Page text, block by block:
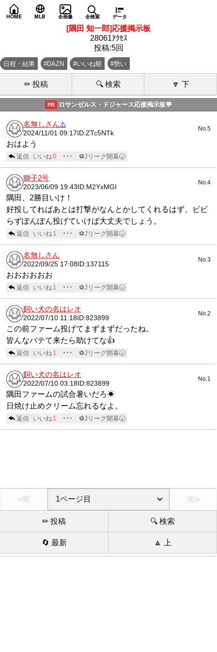
HOME MLB 全画像 全検索 データ
[隅田 知一郎]応援掲示板
28061ｱｸｾｽ
投稿:5回
日程・結果 #DAZN #いいね順 #勢い
✏ 投稿 🔍 検索 🔽 下
PR ロサンゼルス・ドジャース応援掲示板💬
名無しさん⚠️
2024/11/01 09:17 ID:ZTc5NTk
No.5
おはよう
返信 いいね 0 ･･･ ⚽Jリーグ開幕🕢
獅子2号
2023/06/09 19:43 ID:M2YxMGI
No.4
隅田、2勝目いけ！
好投してればあとは打撃がなんとかしてくれるはず、ビビ
らずぽんぽん投げていけば大丈夫でしょう。
返信 いいね 1 ･･･ ⚽Jリーグ開幕🕢
名無しさん
2022/09/25 17:08 ID:137115
No.3
おおおおおお
返信 いいね 1 ･･･ ⚽Jリーグ開幕🕢
飼い犬の名はレオ
2022/07/10 11:18 ID:823899
No.2
この前ファーム投げてまずまずだったね。
皆んなバテて来たら助けてな👍
返信 いいね 1 ･･･ ⚽Jリーグ開幕🕢
飼い犬の名はレオ
2022/07/10 03:18 ID:823899
No.1
隅田ファームの試合暑いだろ☀
日焼け止めクリーム忘れるなよ。
返信 いいね 1 ･･･ ⚽Jリーグ開幕🕢
‹‹前 次››
✏ 投稿 🔍 検索
🔄 最新 🔼 上